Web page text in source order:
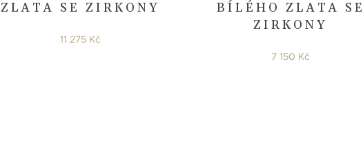
ZLATA SE ZIRKONY
11 275 Kč
BÍLÉHO ZLATA SE
ZIRKONY
7 150 Kč